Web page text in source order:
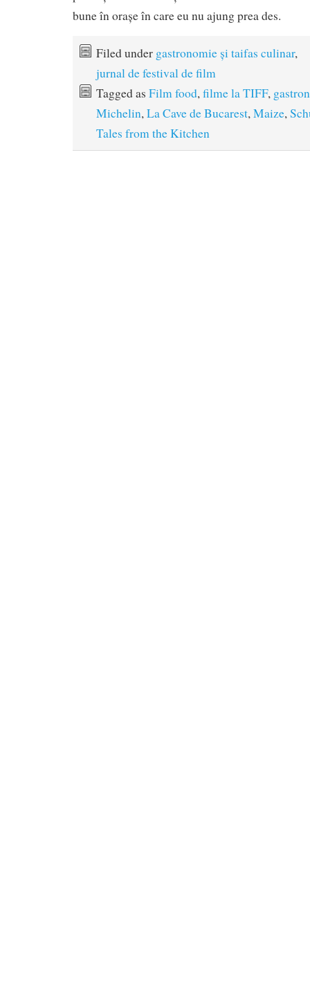
bune în orașe în care eu nu ajung prea des.
Filed under gastronomie și taifas culinar,
jurnal de festival de film
Tagged as Film food,filme la TIFF,
Michelin,La Cave de Bucarest,Maize,
Tales from the Kitchen